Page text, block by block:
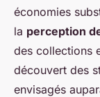
économies
la perception
des collections
découvert des
envisagés